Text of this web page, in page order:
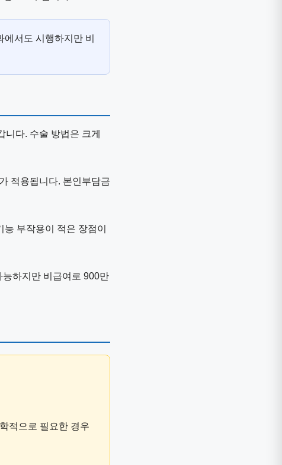
서도 시행하지만 비
다. 수술 방법은 크게
적용됩니다. 본인부담금
부작용이 적은 장점이
하지만 비급여로 900만
적으로 필요한 경우